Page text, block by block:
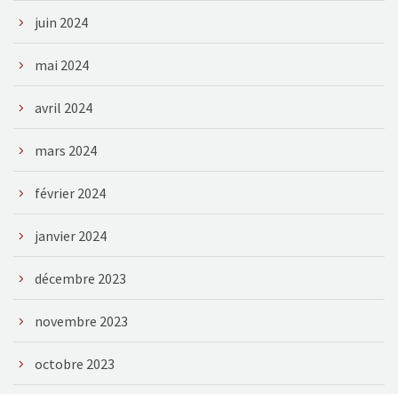
juin 2024
mai 2024
avril 2024
mars 2024
février 2024
janvier 2024
décembre 2023
novembre 2023
octobre 2023